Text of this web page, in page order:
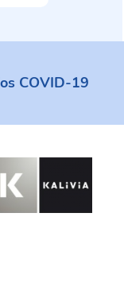
COVID-19